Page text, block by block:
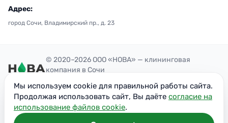
Адрес:
город Сочи, Владимирский пр., д. 23
© 2020–2026 ООО «НОВА» — клининговая
компания в Сочи
ОГРН: 1207700300851
ИНН: 7716949113
Мы используем cookie для правильной работы сайта.
Продолжая использовать сайт, Вы даёте согласие на
использование файлов cookie.